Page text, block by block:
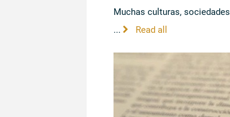
Muchas culturas, sociedades
...
Read all